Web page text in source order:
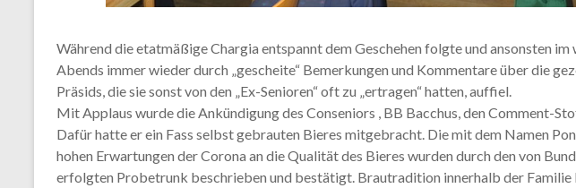
Während die etatmäßige Chargia entspannt dem Geschehen folgte und ansonsten im
Abends immer wieder durch „gescheite“ Bemerkungen und Kommentare über die
Präsids, die sie sonst von den „Ex-Senioren“ oft zu „ertragen“ hatten, auffiel.
Mit Applaus wurde die Ankündigung des Conseniors , BB Bacchus, den Comment-
Dafür hatte er ein Fass selbst gebrauten Bieres mitgebracht. Die mit dem Namen
hohen Erwartungen der Corona an die Qualität des Bieres wurden durch den von
erfolgten Probetrunk beschrieben und bestätigt. Brautradition innerhalb der Familie